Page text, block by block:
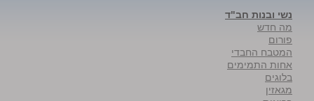
נשי ובנות חב"ד
מה חדש
פורום
המטבח החבדי
אחות התמימים
בלוגים
מגאזין